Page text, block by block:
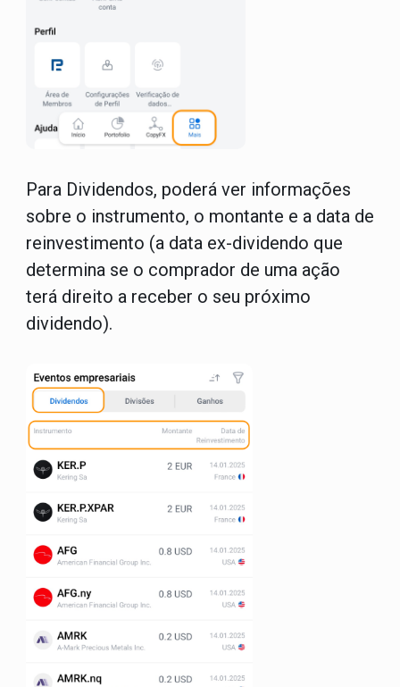
Para Dividendos, poderá ver informações
sobre o instrumento, o montante e a data de
reinvestimento (a data ex-dividendo que
determina se o comprador de uma ação
terá direito a receber o seu próximo
dividendo).